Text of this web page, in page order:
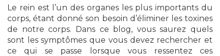
Le rein est l’un des organes les plus importants du
corps, étant donné son besoin d’éliminer les toxines
de notre corps. Dans ce blog, vous saurez quels
sont les symptômes que vous devez rechercher et
ce qui se passe lorsque vous ressentez ces